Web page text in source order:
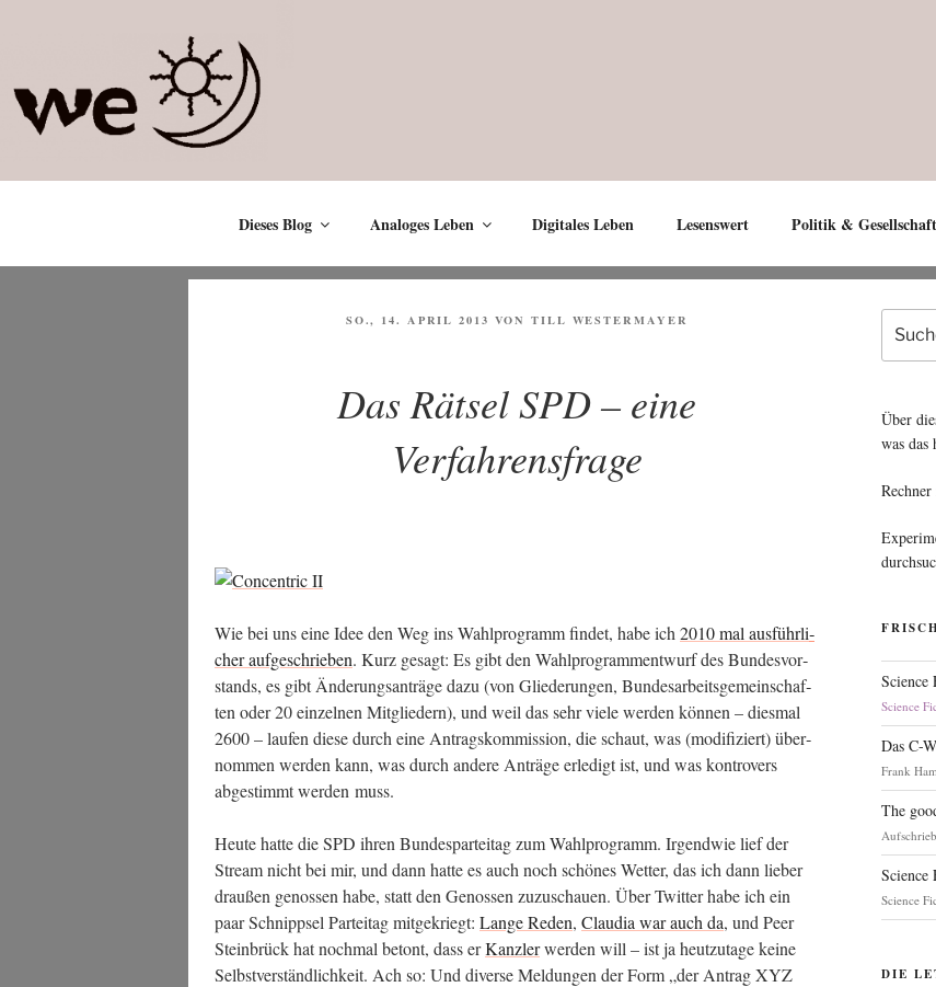
Dieses Blog Analoges Leben Digitales Leben Lesenswert Politik & Gesellschaft
VERÖFFENTLICHT
SO., 14. APRIL 2013 VONTILL WESTERMAYER
Das Rätsel SPD – eine
Verfahrensfrage
Wie bei uns eine Idee den Weg ins Wahl­pro­gramm fin­det, habe ich 2010 mal aus­führ­li­
cher auf­ge­schrie­ben. Kurz gesagt: Es gibt den Wahl­pro­gramm­ent­wurf des Bun­des­vor­
stands, es gibt Ände­rungs­an­trä­ge dazu (von Glie­de­run­gen, Bun­des­ar­beits­ge­mein­schaf­
ten oder 20 ein­zel­nen Mit­glie­dern), und weil das sehr vie­le wer­den kön­nen – dies­mal
2600 – lau­fen die­se durch eine Antrags­kom­mis­si­on, die schaut, was (modi­fi­ziert) über­
nom­men wer­den kann, was durch ande­re Anträ­ge erle­digt ist, und was kon­tro­vers
abge­stimmt wer­den muss.
Heu­te hat­te die SPD ihren Bun­des­par­tei­tag zum Wahl­pro­gramm. Irgend­wie lief der
Stream nicht bei mir, und dann hat­te es auch noch schö­nes Wet­ter, das ich dann lie­ber
drau­ßen genos­sen habe, statt den Genos­sen zuzu­schau­en. Über Twit­ter habe ich ein
paar Schnipp­sel Par­tei­tag mit­ge­kriegt: Lan­ge Reden, Clau­dia war auch da, und Peer
Stein­brück hat noch­mal betont, dass erKanz­lerwer­den will – ist ja heut­zu­ta­ge kei­ne
Selbst­ver­ständ­lich­keit. Ach so: Und diver­se Mel­dun­gen der Form „der Antrag XYZ
nach:
Über
was
Science
Das C-
Frank
The
Science
DIE